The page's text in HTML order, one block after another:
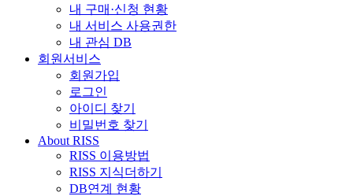
내 구매·신청 현황
내 서비스 사용권한
내 관심 DB
회원서비스
회원가입
로그인
아이디 찾기
비밀번호 찾기
About RISS
RISS 이용방법
RISS 지식더하기
DB연계 현황